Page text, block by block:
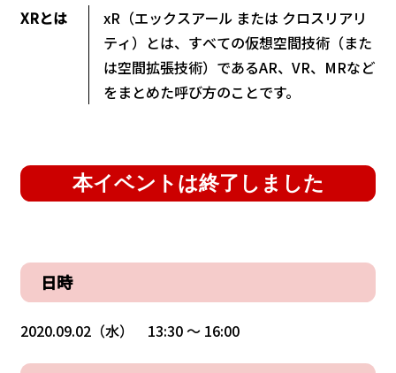
XRとは
xR（エックスアール または クロスリアリ
ティ）とは、すべての仮想空間技術（また
は空間拡張技術）であるAR、VR、MRなど
をまとめた呼び方のことです。
本イベントは終了しました
日時
2020.09.02（水） 13:30 〜 16:00